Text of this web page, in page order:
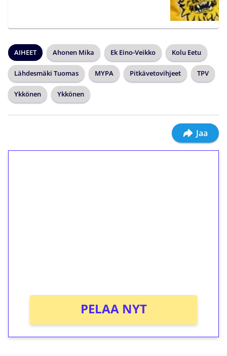
AIHEET Ahonen Mika Ek Eino-Veikko Kolu Eetu
Lähdesmäki Tuomas MYPA Pitkävetovihjeet TPV
Ykkönen Ykkönen
Jaa
PELAA NYT